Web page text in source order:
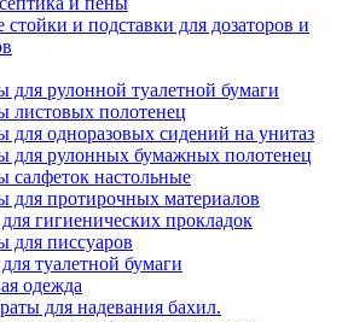
и подставки для дозаторов и
для рулонной туалетной бумаги
листовых полотенец
для одноразовых сидений на унитаз
для рулонных бумажных полотенец
салфеток настольные
для протирочных материалов
гигиенических прокладок
для писсуаров
туалетной бумаги
одежда
для надевания бахил.